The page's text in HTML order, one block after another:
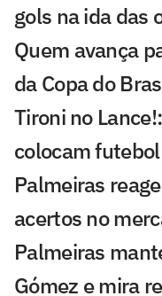
gols na ida das
Quem avança
da Copa do
Tironi no
colocam
Palmeiras
acertos no
Palmeiras
Gómez e mira